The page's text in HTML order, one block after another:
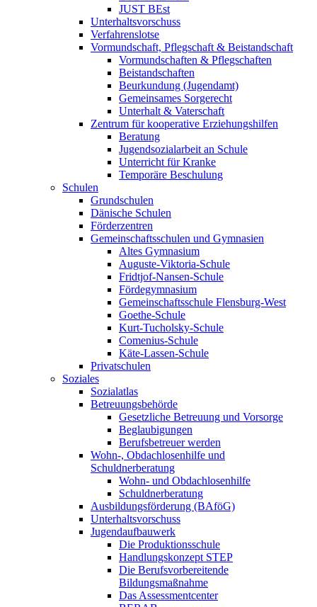
JUST BEst
Unterhaltsvorschuss
Verfahrenslotse
Vormundschaft, Pflegschaft & Beistandschaft
Vormundschaften & Pflegschaften
Beistandschaften
Beurkundung (Jugendamt)
Gemeinsames Sorgerecht
Unterhalt & Vaterschaft
Zentrum für kooperative Erziehungshilfen
Beratung
Jugendsozialarbeit an Schule
Unterricht für Kranke
Temporäre Beschulung
Schulen
Grundschulen
Dänische Schulen
Förderzentren
Gemeinschaftsschulen und Gymnasien
Altes Gymnasium
Auguste-Viktoria-Schule
Fridtjof-Nansen-Schule
Fördegymnasium
Gemeinschaftsschule Flensburg-West
Goethe-Schule
Kurt-Tucholsky-Schule
Comenius-Schule
Käte-Lassen-Schule
Privatschulen
Soziales
Sozialatlas
Betreuungsbehörde
Gesetzliche Betreuung und Vorsorge
Beglaubigungen
Berufsbetreuer werden
Wohn-, Obdachlosenhilfe und
Schuldnerberatung
Wohn- und Obdachlosenhilfe
Schuldnerberatung
Ausbildungsförderung (BAföG)
Unterhaltsvorschuss
Jugendaufbauwerk
Die Produktionsschule
Handlungskonzept STEP
Die Berufsvorbereitende
Bildungsmaßnahme
Das Assessmentcenter